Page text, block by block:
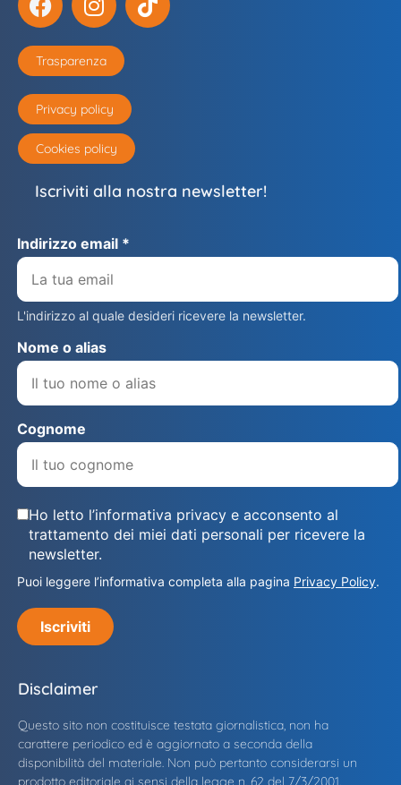
Trasparenza
Privacy policy
Cookies policy
Iscriviti alla nostra newsletter!
Indirizzo email *
L'indirizzo al quale desideri ricevere la newsletter.
Nome o alias
Cognome
Ho letto l’informativa privacy e acconsento al
trattamento dei miei dati personali per ricevere la
newsletter.
Puoi leggere l’informativa completa alla pagina Privacy Policy.
Iscriviti
Disclaimer
Questo sito non costituisce testata giornalistica, non ha
carattere periodico ed è aggiornato a seconda della
disponibilità del materiale. Non può pertanto considerarsi un
prodotto editoriale ai sensi della legge n. 62 del 7/3/2001.